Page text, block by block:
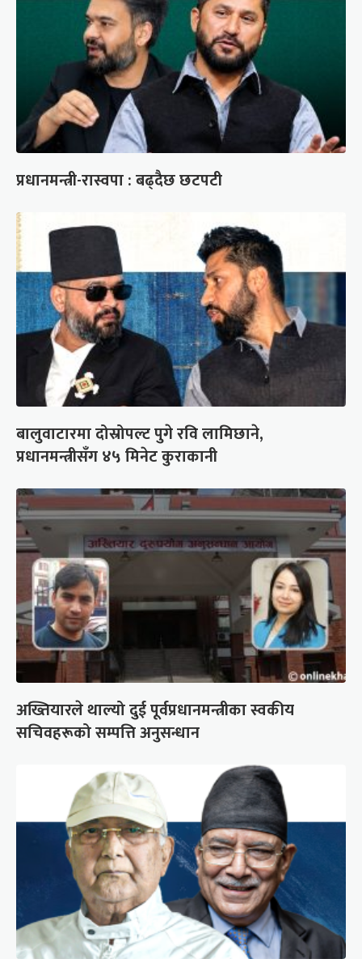
प्रधानमन्त्री-रास्वपा : बढ्दैछ छटपटी
बालुवाटारमा दोस्रोपल्ट पुगे रवि लामिछाने,
प्रधानमन्त्रीसँग ४५ मिनेट कुराकानी
अख्तियारले थाल्यो दुई पूर्वप्रधानमन्त्रीका स्वकीय
सचिवहरूको सम्पत्ति अनुसन्धान